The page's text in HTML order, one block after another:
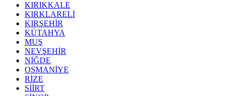
KIRIKKALE
KIRKLARELİ
KIRŞEHİR
KÜTAHYA
MUŞ
NEVŞEHİR
NİĞDE
OSMANİYE
RİZE
SİİRT